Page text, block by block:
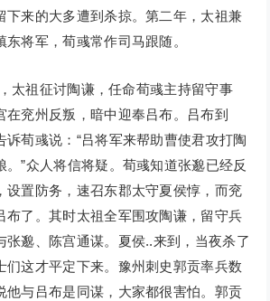
下来的大多遭到杀掠。第二年，太祖兼
将军，荀彧常作司马跟随。
祖征讨陶谦，任命荀彧主持留守事
在兖州反叛，暗中迎奉吕布。吕布到
诉荀彧说：“吕将军来帮助曹使君攻打陶
。”众人将信将疑。荀彧知道张邈已经反
设置防务，速召东郡太守夏侯惇，而兖
布了。其时太祖全军围攻陶谦，留守兵
张邈、陈宫通谋。夏侯..来到，当夜杀了
们这才平定下来。豫州刺史郭贡率兵数
他与吕布是同谋，大家都很害怕。郭贡